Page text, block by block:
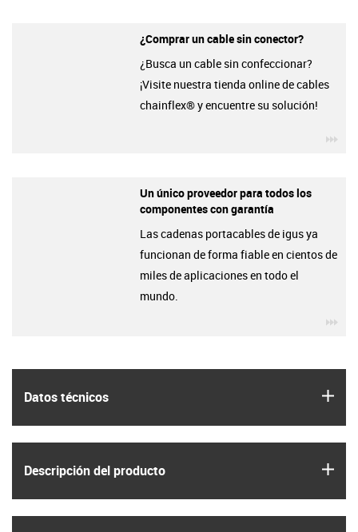
Datos técnicos
Descripción del producto
¿Comprar un cable sin conector?
¿Busca un cable sin confeccionar?
¡Visite nuestra tienda online de cables
chainflex® y encuentre su solución!
Un único proveedor para todos los
componentes con garantía
Las cadenas portacables de igus ya
funcionan de forma fiable en cientos de
miles de aplicaciones en todo el
mundo.